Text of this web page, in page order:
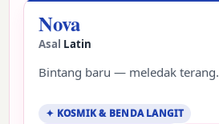
Nova
Asal Latin
Bintang baru — meledak terang.
✦ KOSMIK & BENDA LANGIT